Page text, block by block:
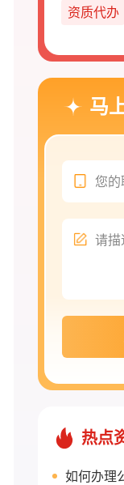
资质代办
马
热点
如何办理公路养